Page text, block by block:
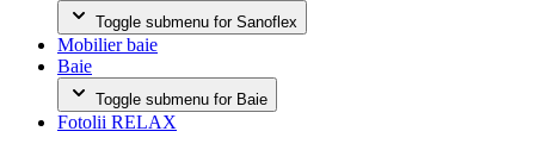
Toggle submenu for Sanoflex
Mobilier baie
Baie
Toggle submenu for Baie
Fotolii RELAX